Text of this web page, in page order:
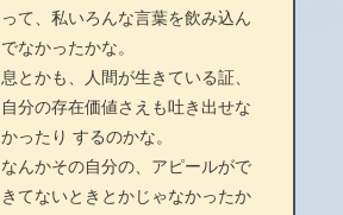
って、私いろんな言葉を飲み込ん
でなかったかな。
息とかも、人間が生きている証、
自分の存在価値さえも吐き出せな
かったり するのかな。
なんかその自分の、アピールがで
きてないときとかじゃなかったか